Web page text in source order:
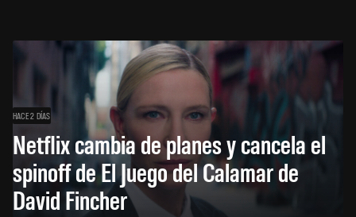
HACE 2 DÍAS
Netflix cambia de planes y cancela el
spinoff de El Juego del Calamar de
David Fincher